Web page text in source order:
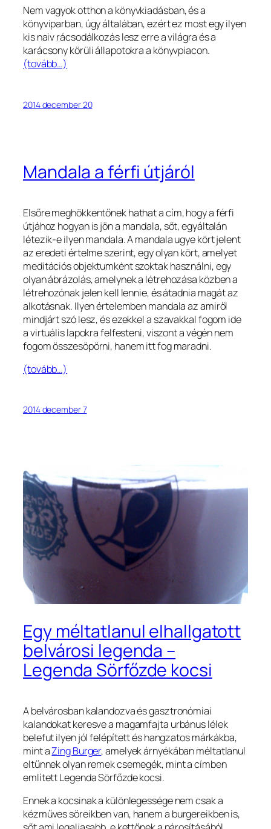
Nem vagyok otthon a könyvkiadásban, és a
könyviparban, úgy általában, ezért ez most egy ilyen
kis naiv rácsodálkozás lesz erre a világra és a
karácsony körüli állapotokra a könyvpiacon.
(tovább…)
2014 december 20
Mandala a férfi útjáról
Elsőre meghökkentőnek hathat a cím, hogy a férfi
útjához hogyan is jön a mandala, sőt, egyáltalán
létezik-e ilyen mandala. A mandala ugye kört jelent
az eredeti értelme szerint, egy olyan kört, amelyet
meditációs objektumként szoktak használni, egy
olyan ábrázolás, amelynek a létrehozása közben a
létrehozónak jelen kell lennie, és átadnia magát az
alkotásnak. Ilyen értelemben mandala az amiről
mindjárt szó lesz, és ezekkel a szavakkal fogom ide
a virtuális lapokra felfesteni, viszont a végén nem
fogom összesöpörni, hanem itt fog maradni.
(tovább…)
2014 december 7
Egy méltatlanul elhallgatott
belvárosi legenda –
Legenda Sörfőzde kocsi
A belvárosban kalandozva és gasztronómiai
kalandokat keresve a magamfajta urbánus lélek
belefut ilyen jól felépített és hangzatos márkákba,
mint aZing Burger, amelyek árnyékában méltatlanul
eltűnnek olyan remek csemegék, mint a címben
említett Legenda Sörfőzde kocsi.
Ennek a kocsinak a különlegessége nem csak a
kézműves söreikben van, hanem a burgereikben is,